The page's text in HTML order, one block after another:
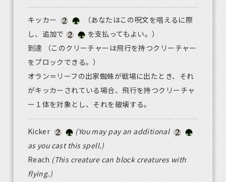
キッカー
（あなたはこの呪文を唱えるに際
し、追加で
を支払ってもよい。）
到達 （このクリーチャーは飛行を持つクリーチャー
をブロックできる。）
オラン＝リーフの出家蜘蛛が戦場に出たとき、それ
がキッカーされている場合、飛行を持つクリーチャ
ー１体を対象とし、それを破壊する。
Kicker
(You may pay an additional
as you cast this spell.)
Reach (This creature can block creatures with
flying.)